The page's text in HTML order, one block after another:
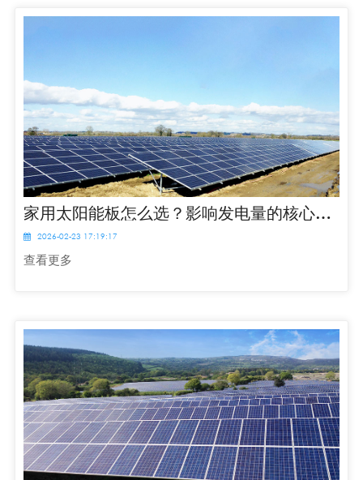
家用太阳能板怎么选？影响发电量的核心因素解析
2026-02-23 17:19:17
查看更多